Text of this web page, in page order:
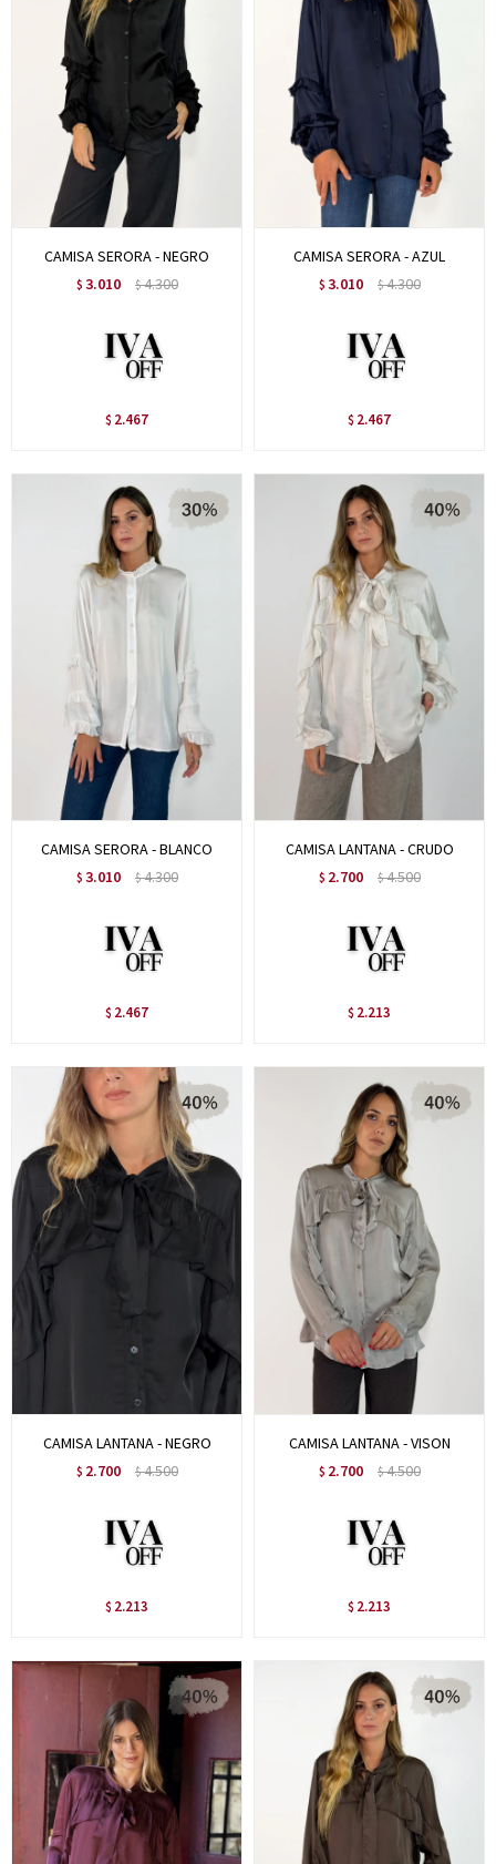
CAMISA SERORA - NEGRO
$ 3.010 $4.300
$ 2.467
CAMISA SERORA - AZUL
$ 3.010 $4.300
$ 2.467
CAMISA SERORA - BLANCO
$ 3.010 $4.300
$ 2.467
CAMISA LANTANA - CRUDO
$ 2.700 $4.500
$ 2.213
CAMISA LANTANA - NEGRO
$ 2.700 $4.500
$ 2.213
CAMISA LANTANA - VISON
$ 2.700 $4.500
$ 2.213